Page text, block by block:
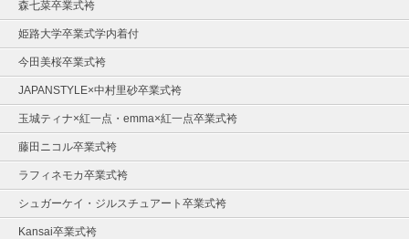
森七菜卒業式袴
姫路大学卒業式学内着付
今田美桜卒業式袴
JAPANSTYLE×中村里砂卒業式袴
玉城ティナ×紅一点・emma×紅一点卒業式袴
藤田ニコル卒業式袴
ラフィネモカ卒業式袴
シュガーケイ・ジルスチュアート卒業式袴
Kansai卒業式袴